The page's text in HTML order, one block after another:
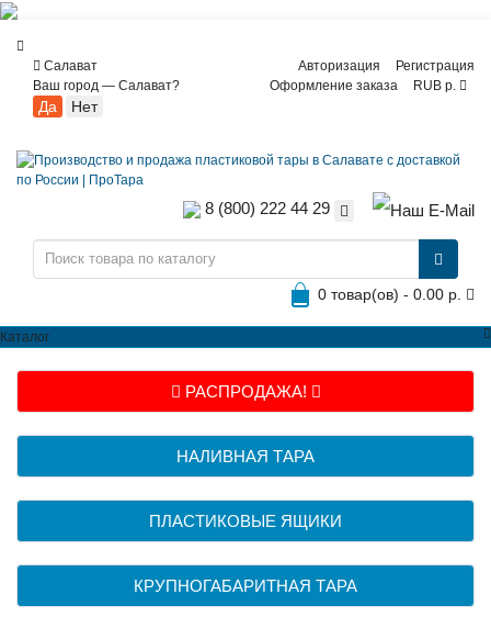
Салават
Ваш город — Салават?
Авторизация
Регистрация
Оформление заказа
RUB р.
8 (800) 222 44 29
0 товар(ов) - 0.00 р.
Каталог
РАСПРОДАЖА!
НАЛИВНАЯ ТАРА
ПЛАСТИКОВЫЕ ЯЩИКИ
КРУПНОГАБАРИТНАЯ ТАРА